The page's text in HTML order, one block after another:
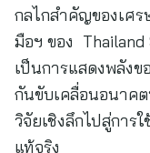
กลไกสำคัญของเศ
มือฯ ของ Thailand
เป็นการแสดงพลังข
กันขับเคลื่อนอนาค
วิจัยเชิงลึกไปสู่การ
แท้จริง